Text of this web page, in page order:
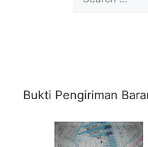
for:
Bukti Pengiriman